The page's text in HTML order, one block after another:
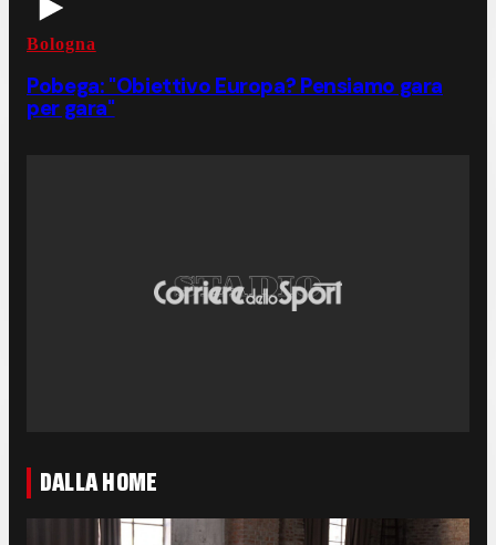
Bologna
Pobega: "Obiettivo Europa? Pensiamo gara
per gara"
DALLA HOME